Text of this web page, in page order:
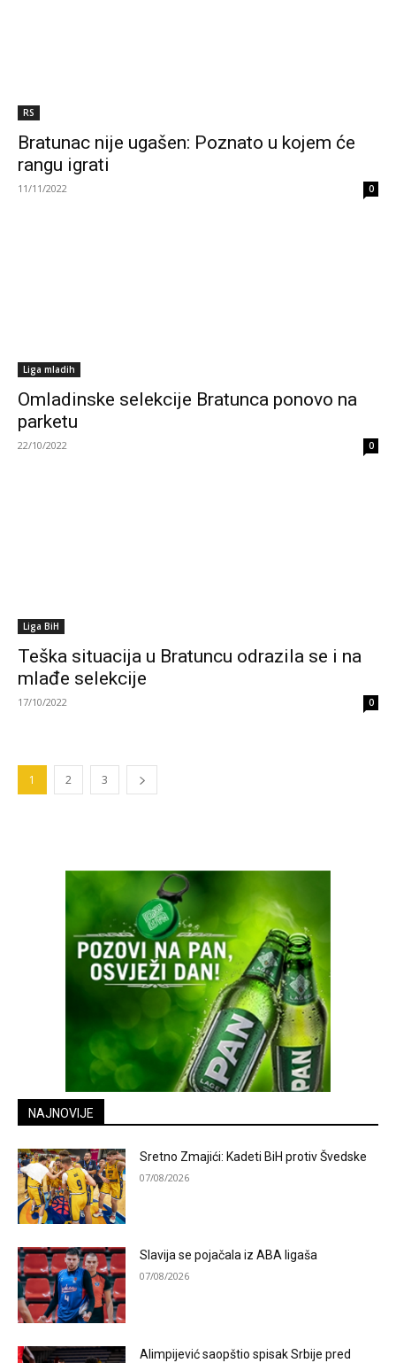
RS
Bratunac nije ugašen: Poznato u kojem će
rangu igrati
11/11/2022 0
Liga mladih
Omladinske selekcije Bratunca ponovo na
parketu
22/10/2022 0
Liga BiH
Teška situacija u Bratuncu odrazila se i na
mlađe selekcije
17/10/2022 0
1 2 3
NAJNOVIJE
Sretno Zmajići: Kadeti BiH protiv Švedske
07/08/2026
Slavija se pojačala iz ABA ligaša
07/08/2026
Alimpijević saopštio spisak Srbije pred